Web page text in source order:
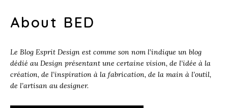
About BED
Le Blog Esprit Design est comme son nom l’indique un blog
dédié au Design présentant une certaine vision, de l’idée à la
création, de l’inspiration à la fabrication, de la main à l’outil,
de l’artisan au designer.